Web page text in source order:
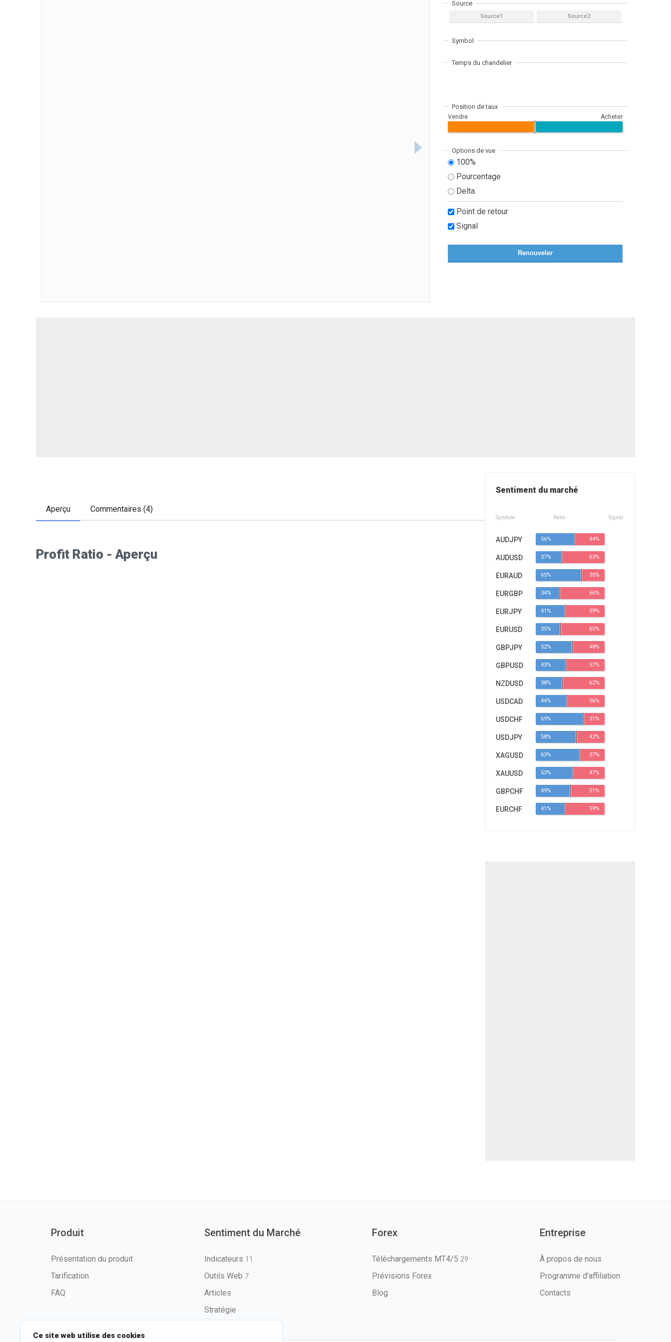
Ce site web utilise des cookies
Source
Source1 Source2
Symbol
Temps du chandelier
Position de taux
Vendre Acheter
Options de vue
100%
Pourcentage
Delta
Point de retour
Signal
Renouveler
Aperçu Commentaires (4)
Profit Ratio - Aperçu
Sentiment du marché
Symbole Ratio Signal
AUDJPY 56% 44%
AUDUSD 37% 63%
EURAUD 65% 35%
EURGBP 34% 66%
EURJPY 41% 59%
EURUSD 35% 65%
GBPJPY 52% 48%
GBPUSD 43% 57%
NZDUSD 38% 62%
USDCAD 44% 56%
USDCHF 69% 31%
USDJPY 58% 42%
XAGUSD 63% 37%
XAUUSD 53% 47%
GBPCHF 49% 51%
EURCHF 41% 59%
Produit
Présentation du produit
Tarification
FAQ
Sentiment du Marché
Indicateurs 11
Outils Web 7
Articles
Stratégie
Forex
Téléchargements MT4/5 29
Prévisions Forex
Blog
Entreprise
À propos de nous
Programme d'affiliation
Contacts